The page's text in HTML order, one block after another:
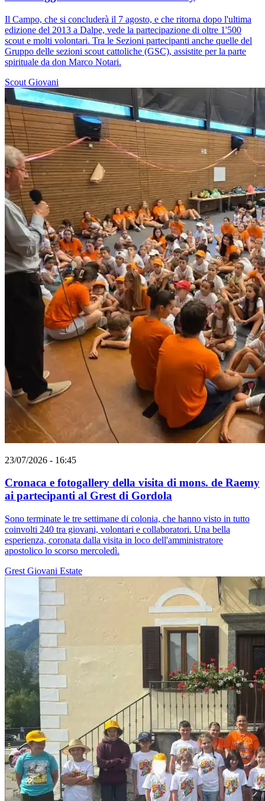
Il Campo, che si concluderà il 7 agosto, e che ritorna dopo l'ultima
edizione del 2013 a Dalpe, vede la partecipazione di oltre 1'500
scout e molti volontari. Tra le Sezioni partecipanti anche quelle del
Gruppo delle sezioni scout cattoliche (GSC), assistite per la parte
spirituale da don Marco Notari.
Scout Giovani
23/07/2026 - 16:45
Cronaca e fotogallery della visita di mons. de Raemy
ai partecipanti al Grest di Gordola
Sono terminate le tre settimane di colonia, che hanno visto in tutto
coinvolti 240 tra giovani, volontari e collaboratori. Una bella
esperienza, coronata dalla visita in loco dell'amministratore
apostolico lo scorso mercoledì.
Grest Giovani Estate